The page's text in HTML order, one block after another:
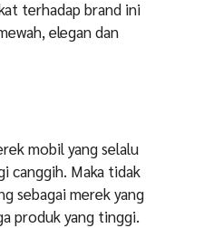
terhadap brand ini
elegan dan
mobil yang selalu
canggih. Maka tidak
sebagai merek yang
produk yang tinggi.